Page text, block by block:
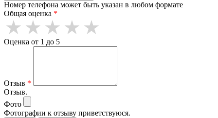
Номер телефона может быть указан в любом формате
Общая оценка *
Оценка от 1 до 5
Отзыв *
Отзыв.
Фото
Фотографии к отзыву приветствуюся.